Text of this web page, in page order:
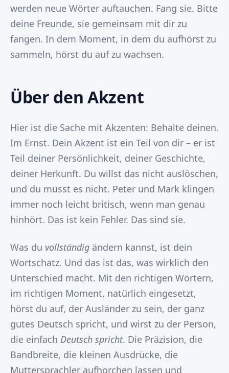
werden neue Wörter auftauchen. Fang sie. Bitte
deine Freunde, sie gemeinsam mit dir zu
fangen. In dem Moment, in dem du aufhörst zu
sammeln, hörst du auf zu wachsen.
Über den Akzent
Hier ist die Sache mit Akzenten: Behalte deinen.
Im Ernst. Dein Akzent ist ein Teil von dir – er ist
Teil deiner Persönlichkeit, deiner Geschichte,
deiner Herkunft. Du willst das nicht auslöschen,
und du musst es nicht. Peter und Mark klingen
immer noch leicht britisch, wenn man genau
hinhört. Das ist kein Fehler. Das sind sie.
Was du vollständig ändern kannst, ist dein
Wortschatz. Und das ist das, was wirklich den
Unterschied macht. Mit den richtigen Wörtern,
im richtigen Moment, natürlich eingesetzt,
hörst du auf, der Ausländer zu sein, der ganz
gutes Deutsch spricht, und wirst zu der Person,
die einfach Deutsch spricht. Die Präzision, die
Bandbreite, die kleinen Ausdrücke, die
Muttersprachler aufhorchen lassen und